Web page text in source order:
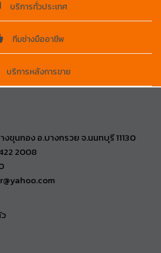
บริการทั่วประเทศ
ทีมช่างมืออาชีพ
บริการหลังการขาย
งขุนกอง อ.บางกรวย จ.นนทบุรี 11130
2008